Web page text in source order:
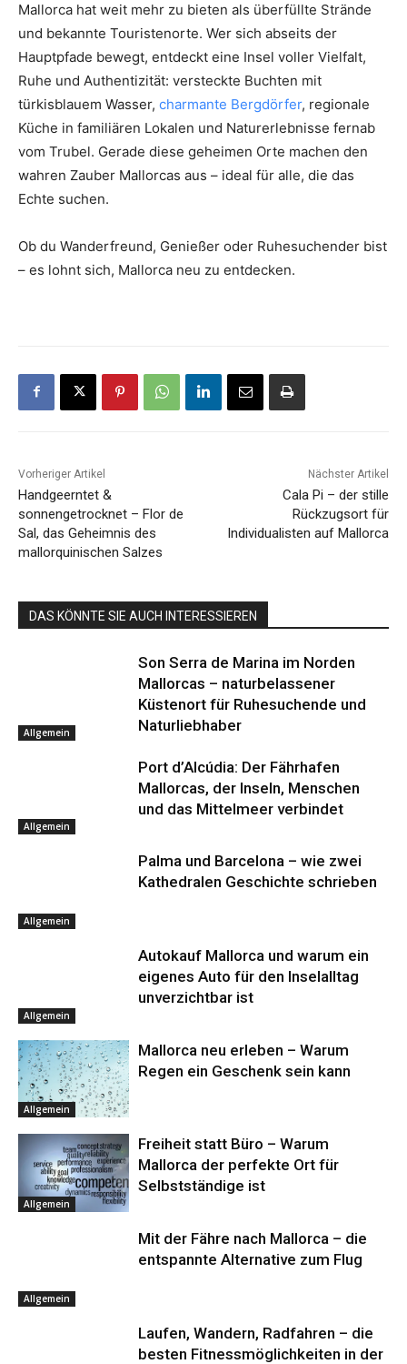
Mallorca hat weit mehr zu bieten als überfüllte Strände
und bekannte Touristenorte. Wer sich abseits der
Hauptpfade bewegt, entdeckt eine Insel voller Vielfalt,
Ruhe und Authentizität: versteckte Buchten mit
türkisblauem Wasser, charmante Bergdörfer, regionale
Küche in familiären Lokalen und Naturerlebnisse fernab
vom Trubel. Gerade diese geheimen Orte machen den
wahren Zauber Mallorcas aus – ideal für alle, die das
Echte suchen.
Ob du Wanderfreund, Genießer oder Ruhesuchender bist
– es lohnt sich, Mallorca neu zu entdecken.
Vorheriger Artikel
Handgeerntet &
sonnengetrocknet – Flor de
Sal, das Geheimnis des
mallorquinischen Salzes
Nächster Artikel
Cala Pi – der stille
Rückzugsort für
Individualisten auf Mallorca
DAS KÖNNTE SIE AUCH INTERESSIEREN
Allgemein
Son Serra de Marina im Norden
Mallorcas – naturbelassener
Küstenort für Ruhesuchende und
Naturliebhaber
Allgemein
Port d’Alcúdia: Der Fährhafen
Mallorcas, der Inseln, Menschen
und das Mittelmeer verbindet
Allgemein
Palma und Barcelona – wie zwei
Kathedralen Geschichte schrieben
Allgemein
Autokauf Mallorca und warum ein
eigenes Auto für den Inselalltag
unverzichtbar ist
Allgemein
Mallorca neu erleben – Warum
Regen ein Geschenk sein kann
Allgemein
Freiheit statt Büro – Warum
Mallorca der perfekte Ort für
Selbstständige ist
Allgemein
Mit der Fähre nach Mallorca – die
entspannte Alternative zum Flug
Laufen, Wandern, Radfahren – die
besten Fitnessmöglichkeiten in der